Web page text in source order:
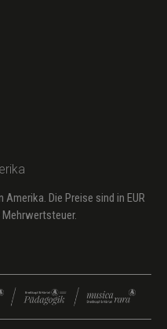
Die Preise sind in EUR